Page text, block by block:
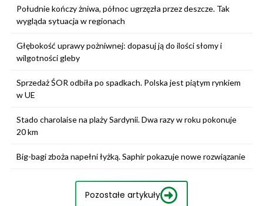
Południe kończy żniwa, północ ugrzęzła przez deszcze. Tak
wygląda sytuacja w regionach
Głębokość uprawy pożniwnej: dopasuj ją do ilości słomy i
wilgotności gleby
Sprzedaż ŚOR odbiła po spadkach. Polska jest piątym rynkiem
w UE
Stado charolaise na plaży Sardynii. Dwa razy w roku pokonuje
20 km
Big-bagi zboża napełni łyżką. Saphir pokazuje nowe rozwiązanie
Pozostałe artykuły